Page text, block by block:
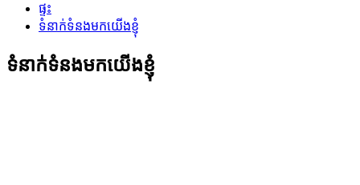
ផ្ទះ
ទំនាក់ទំនងមកយើងខ្ញុំ
ទំនាក់ទំនងមកយើងខ្ញុំ